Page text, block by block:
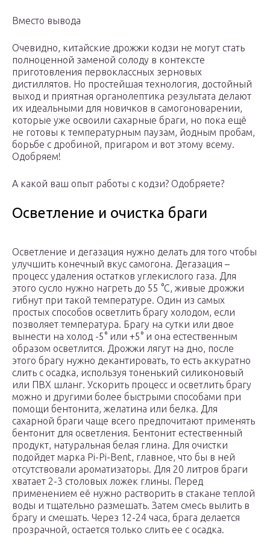
Вместо вывода
Очевидно, китайские дрожжи кодзи не могут стать
полноценной заменой солоду в контексте
приготовления первоклассных зерновых
дистиллятов. Но простейшая технология, достойный
выход и приятная органолептика результата делают
их идеальными для новичков в самогоноварении,
которые уже освоили сахарные браги, но пока ещё
не готовы к температурным паузам, йодным пробам,
борьбе с дробиной, пригаром и вот этому всему.
Одобряем!
А какой ваш опыт работы с кодзи? Одобряете?
Осветление и очистка браги
Осветление и дегазация нужно делать для того чтобы
улучшить конечный вкус самогона. Дегазация –
процесс удаления остатков углекислого газа. Для
этого сусло нужно нагреть до 55 °С, живые дрожжи
гибнут при такой температуре. Один из самых
простых способов осветлить брагу холодом, если
позволяет температура. Брагу на сутки или двое
вынести на холод -5° или +5° и она естественным
образом осветлится. Дрожжи лягут на дно, после
этого брагу нужно декантировать, то есть аккуратно
слить с осадка, используя тоненький силиконовый
или ПВХ шланг. Ускорить процесс и осветлить брагу
можно и другими более быстрыми способами при
помощи бентонита, желатина или белка. Для
сахарной браги чаще всего предпочитают применять
бентонит для осветления. Бентонит естественный
продукт, натуральная белая глина. Для очистки
подойдет марка Pi-Pi-Bent, главное, что бы в ней
отсутствовали ароматизаторы. Для 20 литров браги
хватает 2-3 столовых ложек глины. Перед
применением её нужно растворить в стакане теплой
воды и тщательно размешать. Затем смесь вылить в
брагу и смешать. Через 12-24 часа, брага делается
прозрачной, остается только слить ее с осадка.